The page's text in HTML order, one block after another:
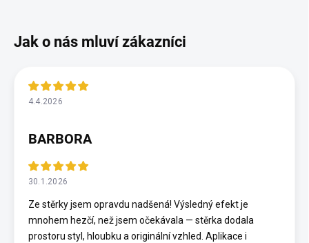
4.4.2026
BARBORA
30.1.2026
Ze stěrky jsem opravdu nadšená! Výsledný efekt je
mnohem hezčí, než jsem očekávala — stěrka dodala
prostoru styl, hloubku a originální vzhled. Aplikace i